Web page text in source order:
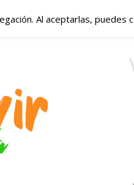
–
en
Al aceptarlas, puedes